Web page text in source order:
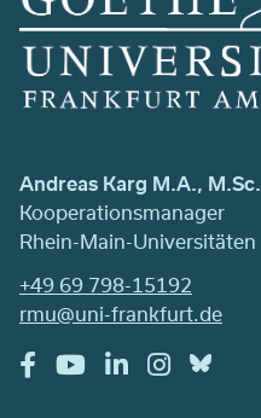
Andreas Karg M.A., M.Sc.
Kooperationsmanager
Rhein-Main-Universitäten
+49 69 798-15192
rmu@uni-frankfurt.de